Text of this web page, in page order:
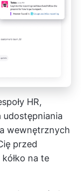
HR,
wewnętrznych
przed
na te